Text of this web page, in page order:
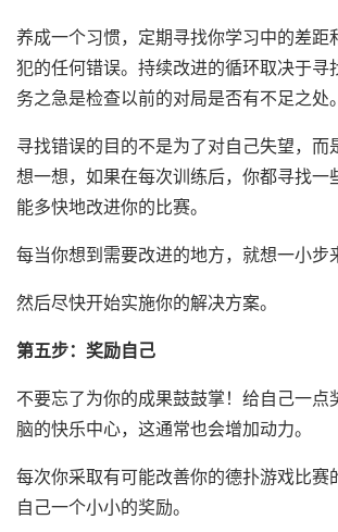
养成一个习惯，定期寻找你学习中的差距
犯的任何错误。持续改进的循环取决于寻
务之急是检查以前的对局是否有不足之处。
寻找错误的目的不是为了对自己失望，而
想一想，如果在每次训练后，你都寻找一
能多快地改进你的比赛。
每当你想到需要改进的地方，就想一小步
然后尽快开始实施你的解决方案。
第五步：奖励自己
不要忘了为你的成果鼓鼓掌！给自己一点
脑的快乐中心，这通常也会增加动力。
每次你采取有可能改善你的德扑游戏比赛
自己一个小小的奖励。